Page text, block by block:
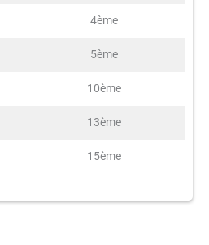
4ème
5ème
10ème
13ème
15ème